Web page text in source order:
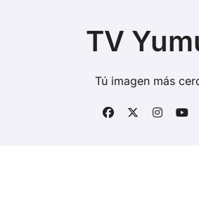
TV
Tú imagen más